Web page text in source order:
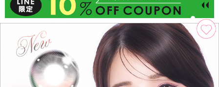
a
i
o
n